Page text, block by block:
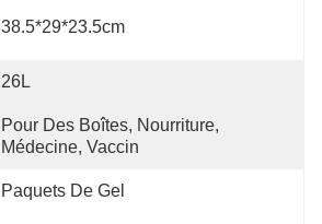
38.5*29*23.5cm
26L
Pour Des Boîtes, Nourriture,
Médecine, Vaccin
Paquets De Gel